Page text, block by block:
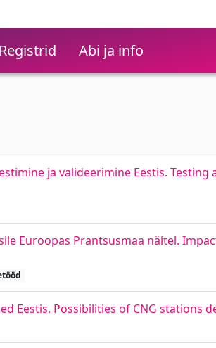
Registrid Abi ja info
ja valideerimine Eestis.
Euroopas Prantsusmaa näitel.
Eestis. Possibilities of CNG stations